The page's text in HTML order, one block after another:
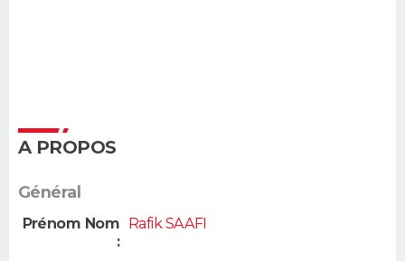
A PROPOS
Général
Prénom Nom
:
Rafik SAAFI